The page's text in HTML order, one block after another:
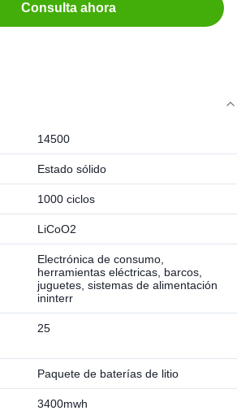
Consulta ahora
14500
Estado sólido
1000 ciclos
LiCoO2
Electrónica de consumo,
herramientas eléctricas, barcos,
juguetes, sistemas de alimentación
ininterr
25
Paquete de baterías de litio
3400mwh